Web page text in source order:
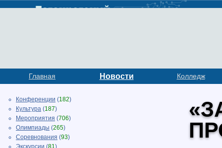
Главная Новости Колледж
Конференции (182)
Культура (187)
Мероприятия (706)
Олимпиады (265)
Соревнования (93)
Экскурсии (81)